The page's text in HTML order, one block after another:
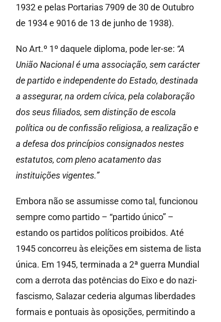
1932 e pelas Portarias 7909 de 30 de Outubro
de 1934 e 9016 de 13 de junho de 1938).
No Art.º 1º daquele diploma, pode ler-se: “A
União Nacional é uma associação, sem carácter
de partido e independente do Estado, destinada
a assegurar, na ordem cívica, pela colaboração
dos seus filiados, sem distinção de escola
política ou de confissão religiosa, a realização e
a defesa dos princípios consignados nestes
estatutos, com pleno acatamento das
instituições vigentes.”
Embora não se assumisse como tal, funcionou
sempre como partido – “partido único” –
estando os partidos políticos proibidos. Até
1945 concorreu às eleições em sistema de lista
única. Em 1945, terminada a 2ª guerra Mundial
com a derrota das potências do Eixo e do nazi-
fascismo, Salazar cederia algumas liberdades
formais e pontuais às oposições, permitindo a